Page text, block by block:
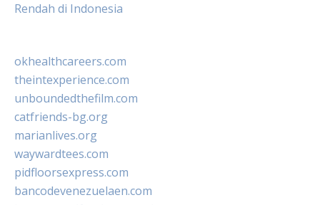
Rendah di Indonesia
okhealthcareers.com
theintexperience.com
unboundedthefilm.com
catfriends-bg.org
marianlives.org
waywardtees.com
pidfloorsexpress.com
bancodevenezuelaen.com